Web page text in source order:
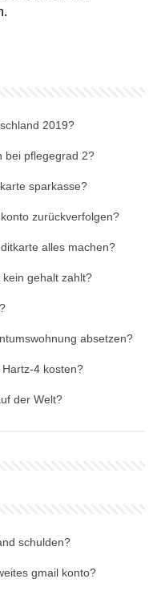
2019?
bei pflegegrad 2?
sparkasse?
zurückverfolgen?
alles machen?
gehalt zahlt?
absetzen?
4 kosten?
der Welt?
schulden?
gmail konto?